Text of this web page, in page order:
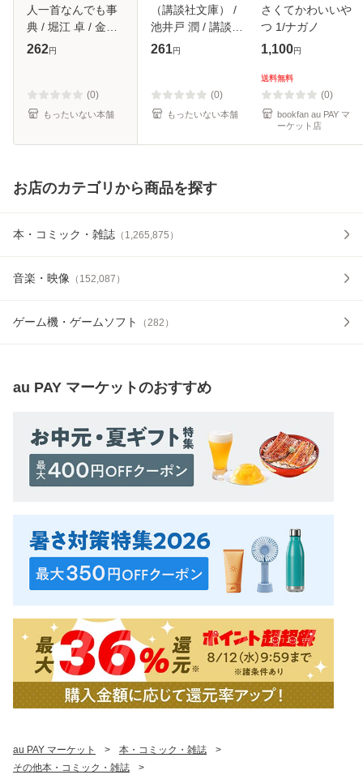
人一首なんでも事
典 / 堀江 卓 / 金の
星社 [単行本]【メ
262円
(0)
もったいない本舗
（講談社文庫） /
池井戸 潤 / 講談社
[文庫]【メール便送
261円
(0)
もったいない本舗
さくてかわいいや
つ 1/ナガノ
1,100円
送料無料
(0)
bookfan au PAY マ
ーケット店
お店のカテゴリから商品を探す
本・コミック・雑誌 （ 1,265,875 ）
音楽・映像 （ 152,087 ）
ゲーム機・ゲームソフト （282 ）
au PAY マーケットのおすすめ
au PAY マーケット > 本・コミック・雑誌
>
その他本・コミック・雑誌
>